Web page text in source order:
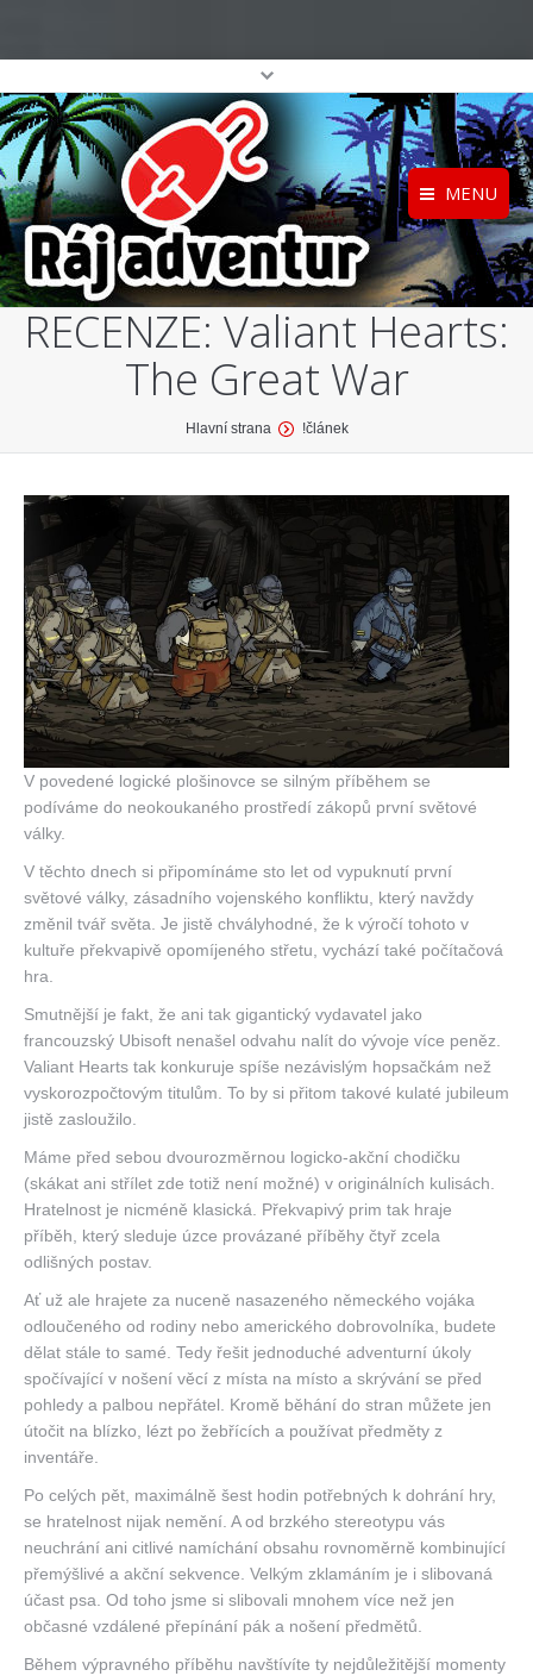
MENU
Registrace
Přihlášení
Profil
Home
O projektu
Katalog her
RECENZE: Valiant Hearts:
The Great War
Hlavní strana !článek
V povedené logické plošinovce se silným příběhem se
podíváme do neokoukaného prostředí zákopů první světové
války.
V těchto dnech si připomínáme sto let od vypuknutí první
světové války, zásadního vojenského konfliktu, který navždy
změnil tvář světa. Je jistě chvályhodné, že k výročí tohoto v
kultuře překvapivě opomíjeného střetu, vychází také počítačová
hra.
Smutnější je fakt, že ani tak gigantický vydavatel jako
francouzský Ubisoft nenašel odvahu nalít do vývoje více peněz.
Valiant Hearts tak konkuruje spíše nezávislým hopsačkám než
vyskorozpočtovým titulům. To by si přitom takové kulaté jubileum
jistě zasloužilo.
Máme před sebou dvourozměrnou logicko-akční chodičku
(skákat ani střílet zde totiž není možné) v originálních kulisách.
Hratelnost je nicméně klasická. Překvapivý prim tak hraje
příběh, který sleduje úzce provázané příběhy čtyř zcela
odlišných postav.
Ať už ale hrajete za nuceně nasazeného německého vojáka
odloučeného od rodiny nebo amerického dobrovolníka, budete
dělat stále to samé. Tedy řešit jednoduché adventurní úkoly
spočívající v nošení věcí z místa na místo a skrývání se před
pohledy a palbou nepřátel. Kromě běhání do stran můžete jen
útočit na blízko, lézt po žebřících a používat předměty z
inventáře.
Po celých pět, maximálně šest hodin potřebných k dohrání hry,
se hratelnost nijak nemění. A od brzkého stereotypu vás
neuchrání ani citlivé namíchání obsahu rovnoměrně kombinující
přemýšlivé a akční sekvence. Velkým zklamáním je i slibovaná
účast psa. Od toho jsme si slibovali mnohem více než jen
občasné vzdálené přepínání pák a nošení předmětů.
Během výpravného příběhu navštívíte ty nejdůležitější momenty